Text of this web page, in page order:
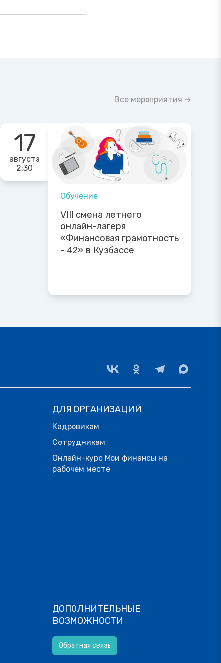
Все мероприятия →
17
августа
2:30
Обучение
VIII смена летнего
онлайн-лагеря
«Финансовая грамотность
- 42» в Кузбассе
ДЛЯ ОРГАНИЗАЦИЙ
Кадровикам
Сотрудникам
Онлайн-курс Мои финансы на
рабочем месте
ДОПОЛНИТЕЛЬНЫЕ
ВОЗМОЖНОСТИ
Обратная связь